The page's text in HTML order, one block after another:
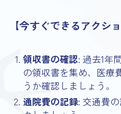
【今すぐできるアクショ
領収書の確認: 過去1年
の領収書を集め、医療
うか確認しましょう。
通院費の記録: 交通費